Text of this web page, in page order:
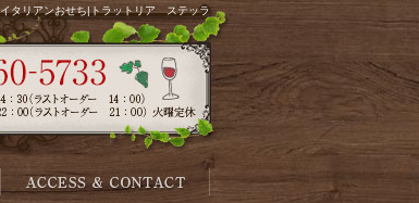
イタリアンおせち|トラットリア ステッラ